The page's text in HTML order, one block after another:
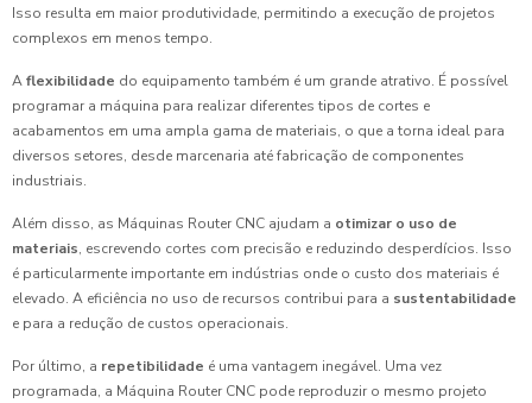
Isso resulta em maior produtividade, permitindo a execução de projetos
complexos em menos tempo.
Aflexibilidade do equipamento também é um grande atrativo. É possível
programar a máquina para realizar diferentes tipos de cortes e
acabamentos em uma ampla gama de materiais, o que a torna ideal para
diversos setores, desde marcenaria até fabricação de componentes
industriais.
Além disso, as Máquinas Router CNC ajudam a otimizar o uso de
materiais, escrevendo cortes com precisão e reduzindo desperdícios. Isso
é particularmente importante em indústrias onde o custo dos materiais é
elevado. A eficiência no uso de recursos contribui para a sustentabilidade
e para a redução de custos operacionais.
Por último, a repetibilidade é uma vantagem inegável. Uma vez
programada, a Máquina Router CNC pode reproduzir o mesmo projeto